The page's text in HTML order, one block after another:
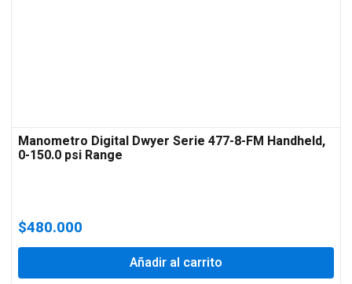
Manometro Digital Dwyer Serie 477-8-FM Handheld,
0-150.0 psi Range
$480.000
Añadir al carrito